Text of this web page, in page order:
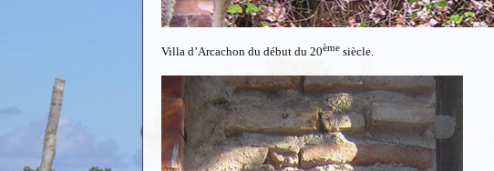
Villa d’Arcachon du début du 20ème siècle.